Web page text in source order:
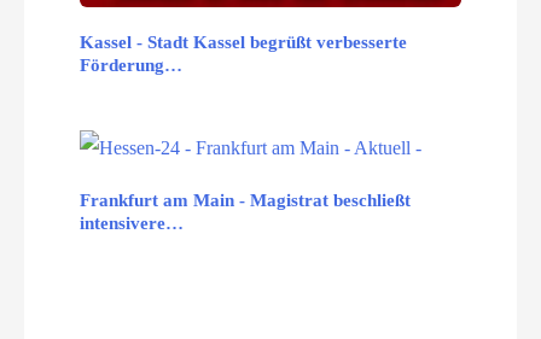
Kassel - Stadt Kassel begrüßt verbesserte
Förderung…
Frankfurt am Main - Magistrat beschließt
intensivere…